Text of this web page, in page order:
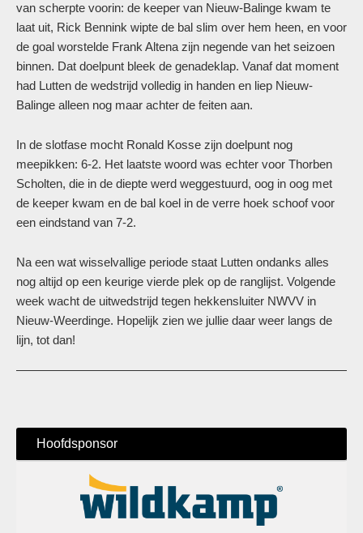
van scherpte voorin: de keeper van Nieuw-Balinge kwam te
laat uit, Rick Bennink wipte de bal slim over hem heen, en voor
de goal worstelde Frank Altena zijn negende van het seizoen
binnen. Dat doelpunt bleek de genadeklap. Vanaf dat moment
had Lutten de wedstrijd volledig in handen en liep Nieuw-
Balinge alleen nog maar achter de feiten aan.
In de slotfase mocht Ronald Kosse zijn doelpunt nog
meepikken: 6-2. Het laatste woord was echter voor Thorben
Scholten, die in de diepte werd weggestuurd, oog in oog met
de keeper kwam en de bal koel in de verre hoek schoof voor
een eindstand van 7-2.
Na een wat wisselvallige periode staat Lutten ondanks alles
nog altijd op een keurige vierde plek op de ranglijst. Volgende
week wacht de uitwedstrijd tegen hekkensluiter NWVV in
Nieuw-Weerdinge. Hopelijk zien we jullie daar weer langs de
lijn, tot dan!
Hoofdsponsor